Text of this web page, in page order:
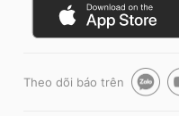
Theo dõi báo trên